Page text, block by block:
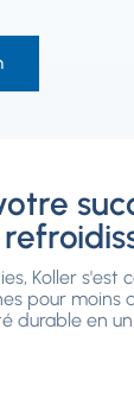
Koller s'est
pour moins
durable en